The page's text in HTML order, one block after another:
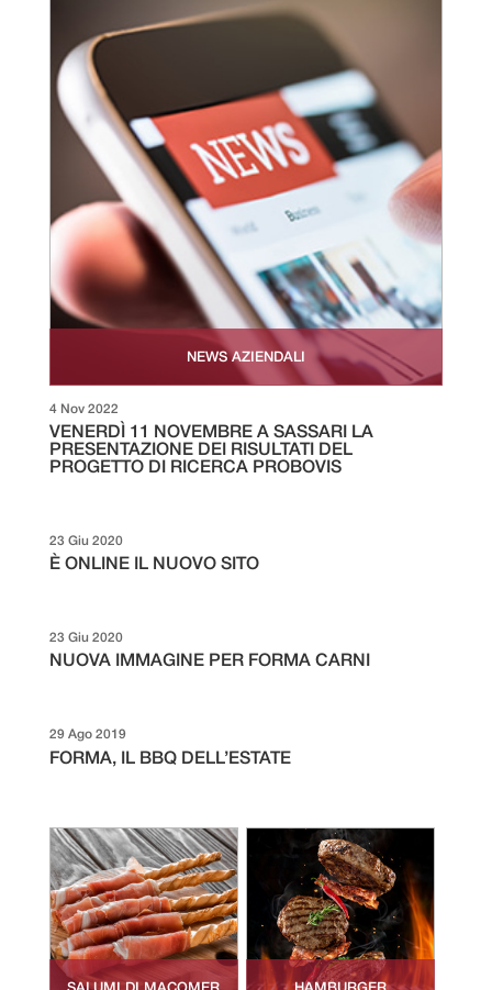
NEWS AZIENDALI
VENERDÌ 11 NOVEMBRE A SASSARI LA
PRESENTAZIONE DEI RISULTATI DEL
PROGETTO DI RICERCA PROBOVIS
4 Nov 2022
È ONLINE IL NUOVO SITO
23 Giu 2020
NUOVA IMMAGINE PER FORMA CARNI
23 Giu 2020
FORMA, IL BBQ DELL’ESTATE
29 Ago 2019